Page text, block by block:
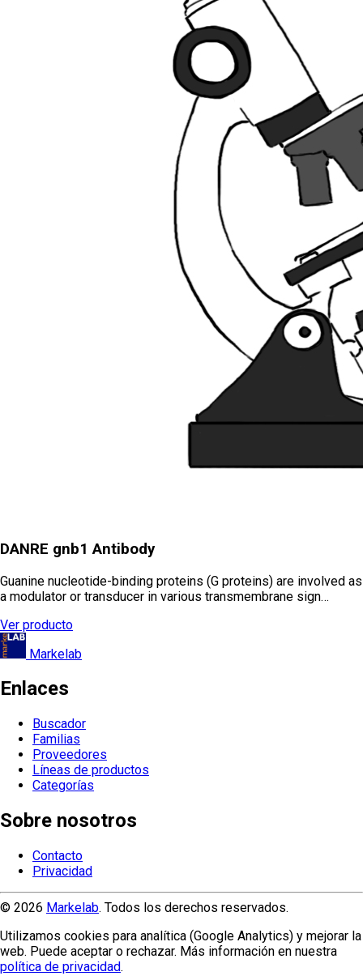
DANRE gnb1 Antibody
Guanine nucleotide-binding proteins (G proteins) are involved as
a modulator or transducer in various transmembrane sign…
Ver producto
Markelab
Enlaces
Buscador
Familias
Proveedores
Líneas de productos
Categorías
Sobre nosotros
Contacto
Privacidad
© 2026 Markelab. Todos los derechos reservados.
Utilizamos cookies para analítica (Google Analytics) y mejorar la
web. Puede aceptar o rechazar. Más información en nuestra
política de privacidad.